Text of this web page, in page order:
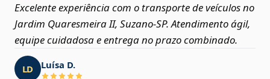
Excelente experiência com o transporte de veículos no
Jardim Quaresmeira II, Suzano‑SP. Atendimento ágil,
equipe cuidadosa e entrega no prazo combinado.
LD Luísa D.